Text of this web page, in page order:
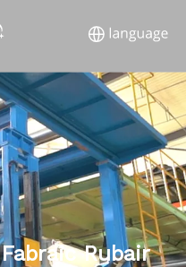
Rubair